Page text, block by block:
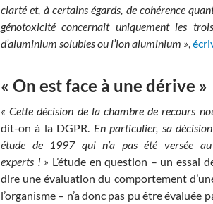
clarté et, à certains égards, de cohérence
génotoxicité concernait uniquement les
d’aluminium solubles ou l’ion aluminium »,
« On est face à une dérive »
« Cette décision de la chambre de recours
dit-on à la DGPR. En particulier, sa
étude de 1997 qui n’a pas été versée
experts ! » L’étude en question – un essai
dire une évaluation du comportement
l’organisme – n’a donc pas pu être évaluée